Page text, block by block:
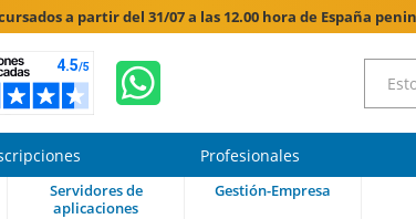
a partir del 31/07 a las 12.00 hora de España
Profesionales
Servidores de
aplicaciones
Gestión-Empresa